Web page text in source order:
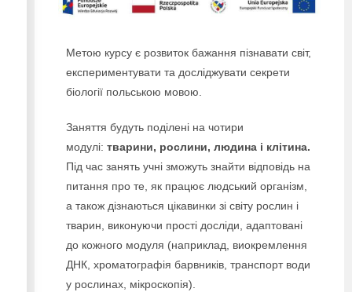
Метою курсу є розвиток бажання пізнавати світ,
експериментувати та досліджувати секрети
біології польською мовою.
Заняття будуть поділені на чотири
модулі: тварини, рослини, людина і клітина.
Під час занять учні зможуть знайти відповідь на
питання про те, як працює людський організм,
а також дізнаються цікавинки зі світу рослин і
тварин, виконуючи прості досліди, адаптовані
до кожного модуля (наприклад, виокремлення
ДНК, хроматографія барвників, транспорт води
у рослинах, мікроскопія).